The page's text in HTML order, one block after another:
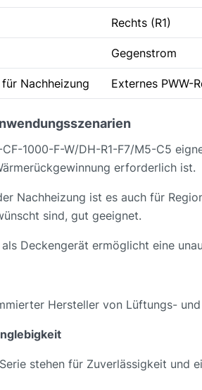
Rechts (R1)
Gegenstrom
Nachheizung Externes PWW-
CF-1000-F-W/DH-R1-F7/M5-C5
erforderlich ist.
Nachheizung ist es auch für
sind, gut geeignet.
Deckengerät ermöglicht eine
Hersteller von Lüftungs-
stehen für Zuverlässigkeit